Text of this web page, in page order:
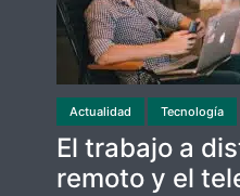
Actualidad Tecnología
El trabajo a
remoto y el